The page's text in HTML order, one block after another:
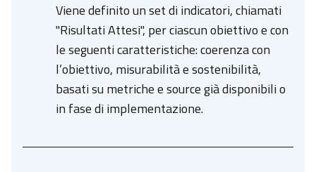
Viene definito un set di indicatori, chiamati
"Risultati Attesi", per ciascun obiettivo e con
le seguenti caratteristiche: coerenza con
l’obiettivo, misurabilità e sostenibilità,
basati su metriche e source già disponibili o
in fase di implementazione.